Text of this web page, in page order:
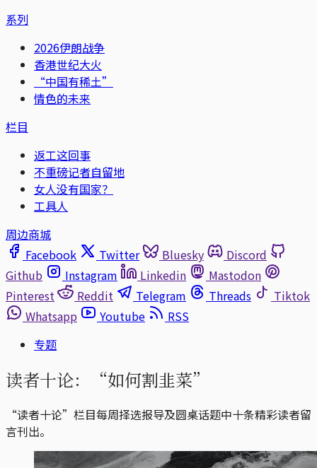
系列
2026伊朗战争
香港世纪大火
“中国有稀土”
情色的未来
栏目
返工这回事
不重磅记者自留地
女人没有国家？
工具人
周边商城
Facebook
Twitter Bluesky
Discord
Github
Instagram Linkedin
Mastodon
Pinterest
Reddit Telegram Threads
Tiktok
Whatsapp
Youtube
RSS
专题
读者十论：“如何割韭菜”
“读者十论”栏目每周择选报导及圆桌话题中十条精彩读者留
言刊出。